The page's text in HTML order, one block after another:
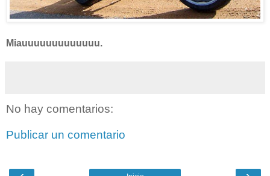
Miauuuuuuuuuuuuu.
No hay comentarios:
Publicar un comentario